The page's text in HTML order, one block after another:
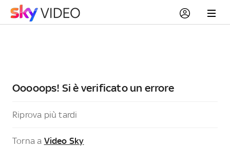
Ooooops! Si è verificato un errore
Riprova più tardi
Torna a Video Sky